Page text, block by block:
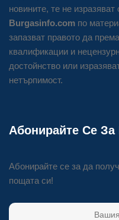
новините, те не
Burgasinfo.com по
запазват правото да
квалификации и
достойнство или
нетърпимост.
Абонирайте Се
Абонирайте се за да
пощата си!